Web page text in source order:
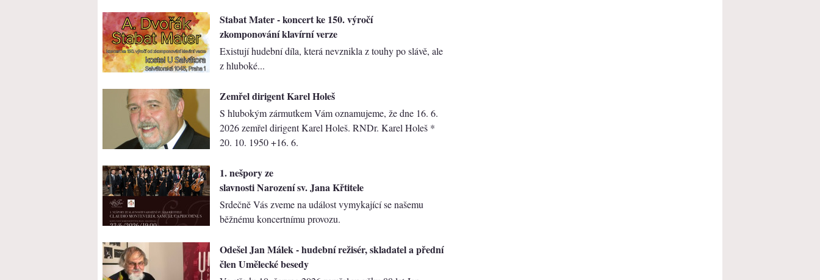
Stabat Mater - koncert ke 150. výročí
zkomponování klavírní verze
Existují hudební díla, která nevznikla z touhy po slávě, ale
z hluboké...
Zemřel dirigent Karel Holeš
S hlubokým zármutkem Vám oznamujeme, že dne 16. 6.
2026 zemřel dirigent Karel Holeš. RNDr. Karel Holeš *
20. 10. 1950 +16. 6.
1. nešpory ze
slavnosti Narození sv. Jana Křtitele
Srdečně Vás zveme na událost vymykající se našemu
běžnému koncertnímu provozu.
Odešel Jan Málek - hudební režisér, skladatel a přední
člen Umělecké besedy